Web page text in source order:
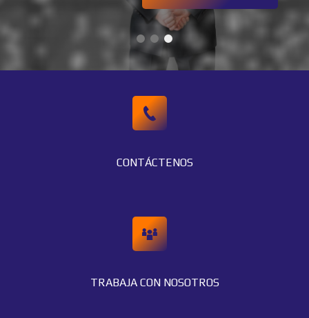
CONTÁCTENOS
TRABAJA CON NOSOTROS